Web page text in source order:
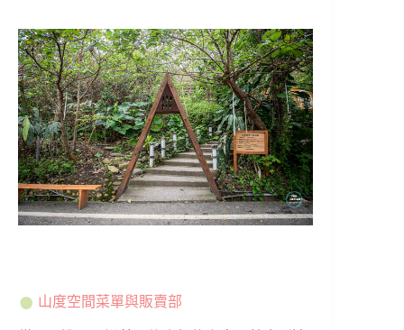
山度空間菜單與販賣部